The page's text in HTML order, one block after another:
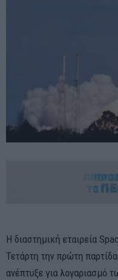
Η διαστημική εταιρεία
Τετάρτη την πρώτη
ανέπτυξε για λογαριασμό